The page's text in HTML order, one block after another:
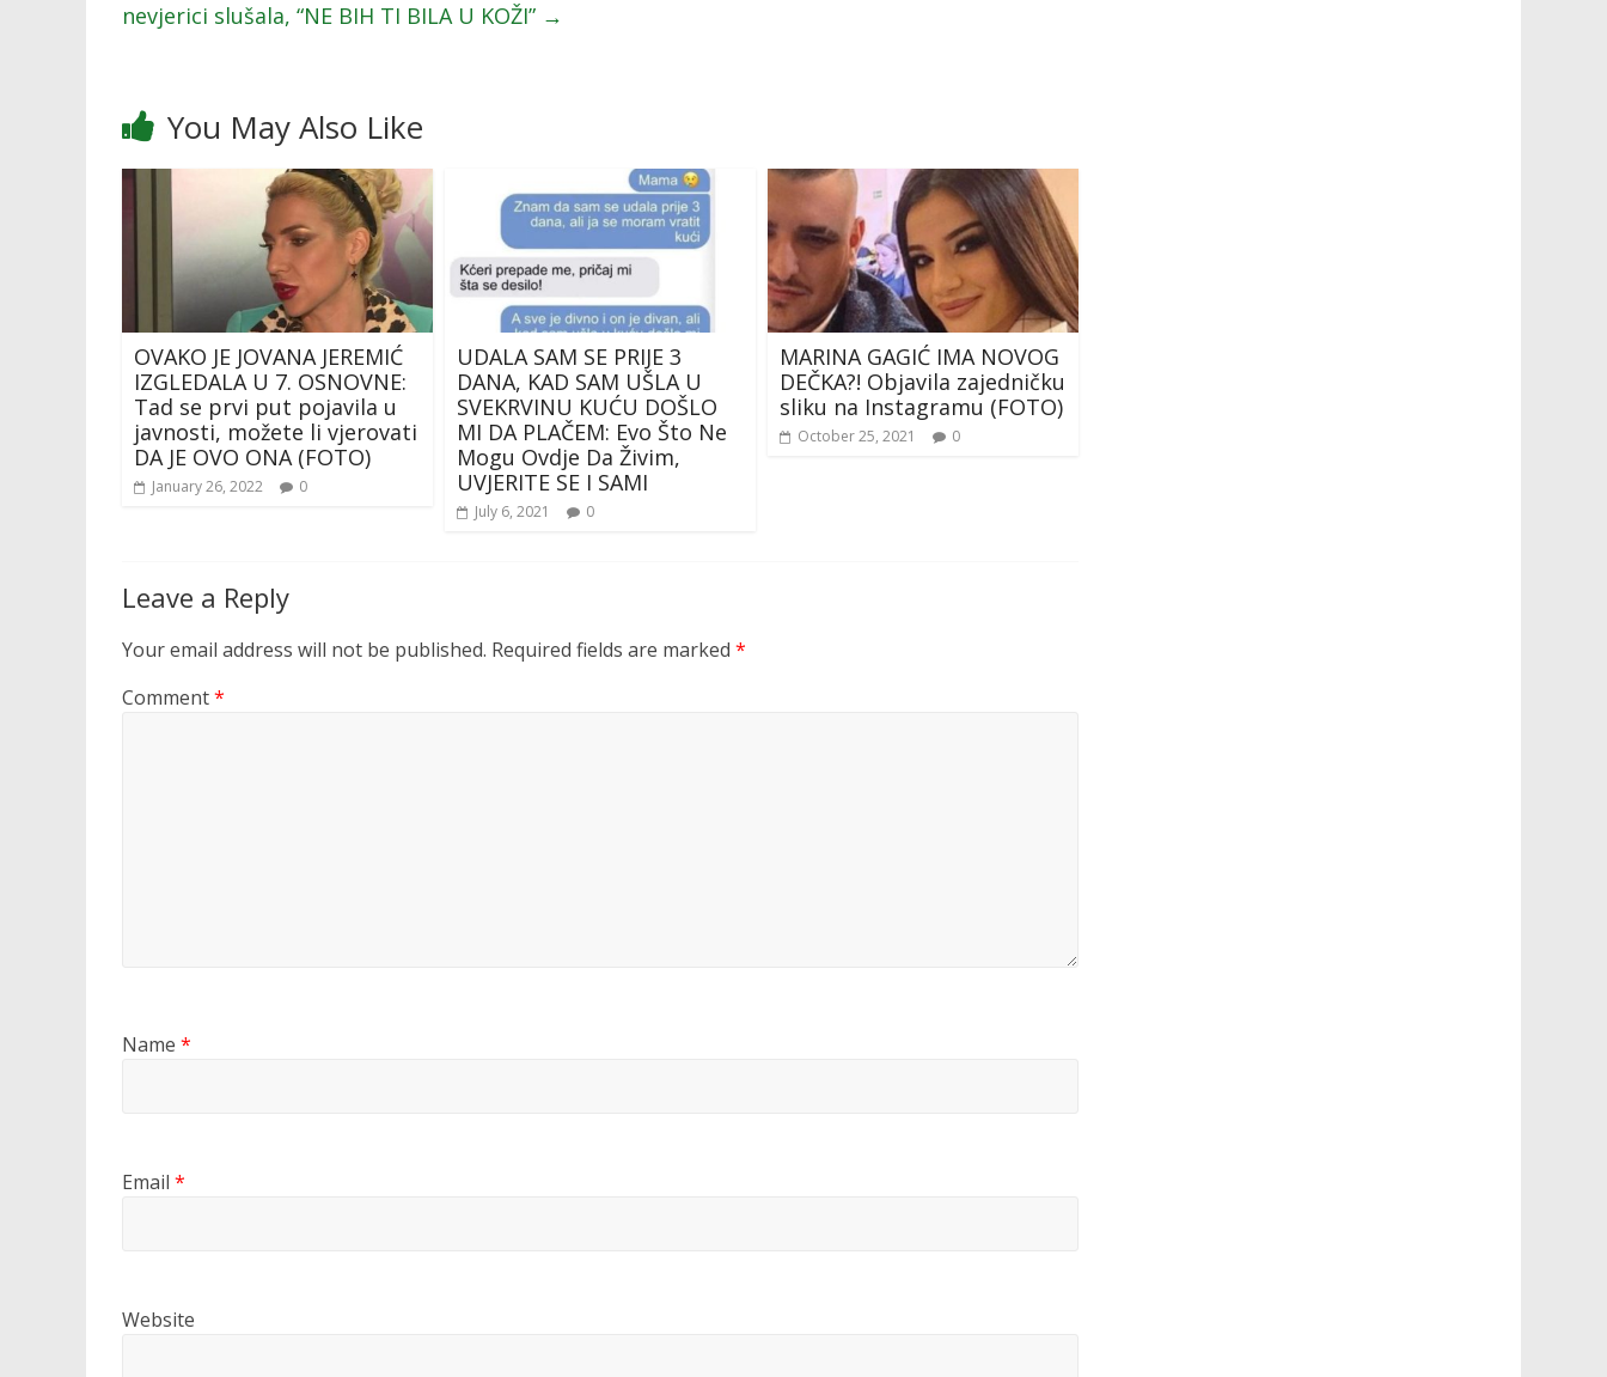
nevjerici slušala, “NE BIH TI BILA U KOŽI” →
You May Also Like
OVAKO JE JOVANA JEREMIĆ
IZGLEDALA U 7. OSNOVNE:
Tad se prvi put pojavila u
javnosti, možete li vjerovati
DA JE OVO ONA (FOTO)
January 26, 2022 0
UDALA SAM SE PRIJE 3
DANA, KAD SAM UŠLA U
SVEKRVINU KUĆU DOŠLO
MI DA PLAČEM: Evo Što Ne
Mogu Ovdje Da Živim,
UVJERITE SE I SAMI
July 6, 2021 0
MARINA GAGIĆ IMA NOVOG
DEČKA?! Objavila zajedničku
sliku na Instagramu (FOTO)
October 25, 2021 0
Leave a Reply
Your email address will not be published. Required fields are marked *
Comment*
Name *
Email *
Website